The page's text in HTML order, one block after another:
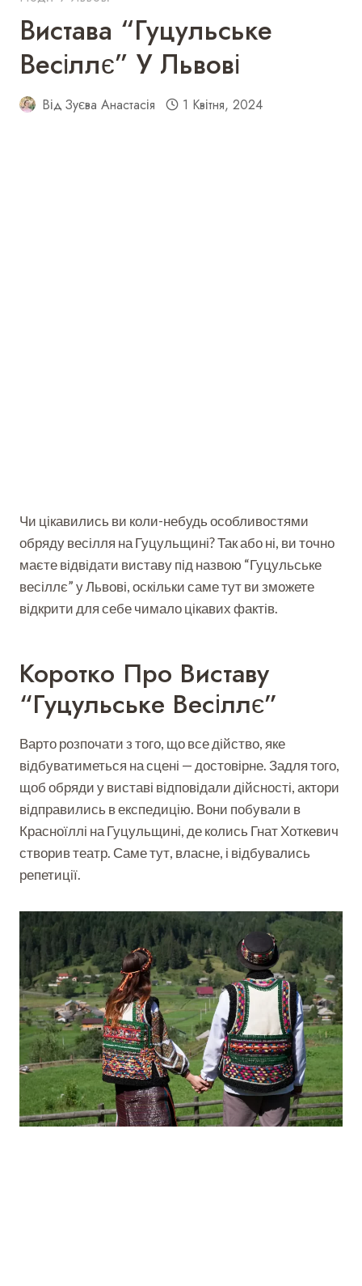
Вистава “Гуцульське
Весіллє” У Львові
Від Зуєва Анастасія 1 Квітня, 2024
Чи цікавились ви коли-небудь особливостями
обряду весілля на Гуцульщині? Так або ні, ви точно
маєте відвідати виставу під назвою “Гуцульське
весіллє” у Львові, оскільки саме тут ви зможете
відкрити для себе чимало цікавих фактів.
Коротко Про Виставу
“Гуцульське Весіллє”
Варто розпочати з того, що все дійство, яке
відбуватиметься на сцені — достовірне. Задля того,
щоб обряди у виставі відповідали дійсності, актори
відправились в експедицію. Вони побували в
Красноїллі на Гуцульщині, де колись Гнат Хоткевич
створив театр. Саме тут, власне, і відбувались
репетиції.